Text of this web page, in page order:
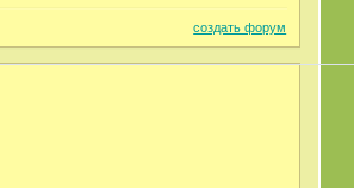
создать форум